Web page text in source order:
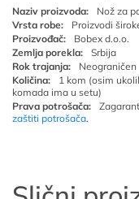
Naziv proizvoda:
Nož za
Vrsta robe:
Proizvodi
Proizvođač:
Bobex d.o.o.
Zemlja porekla:
Srbija
Rok trajanja:
Neograničen
Količina:
1 kom (osim
komada ima u setu)
Prava potrošača:
zaštiti potrošača.